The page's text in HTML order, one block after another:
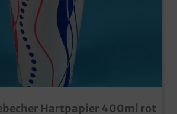
Hartpapier 400ml rot